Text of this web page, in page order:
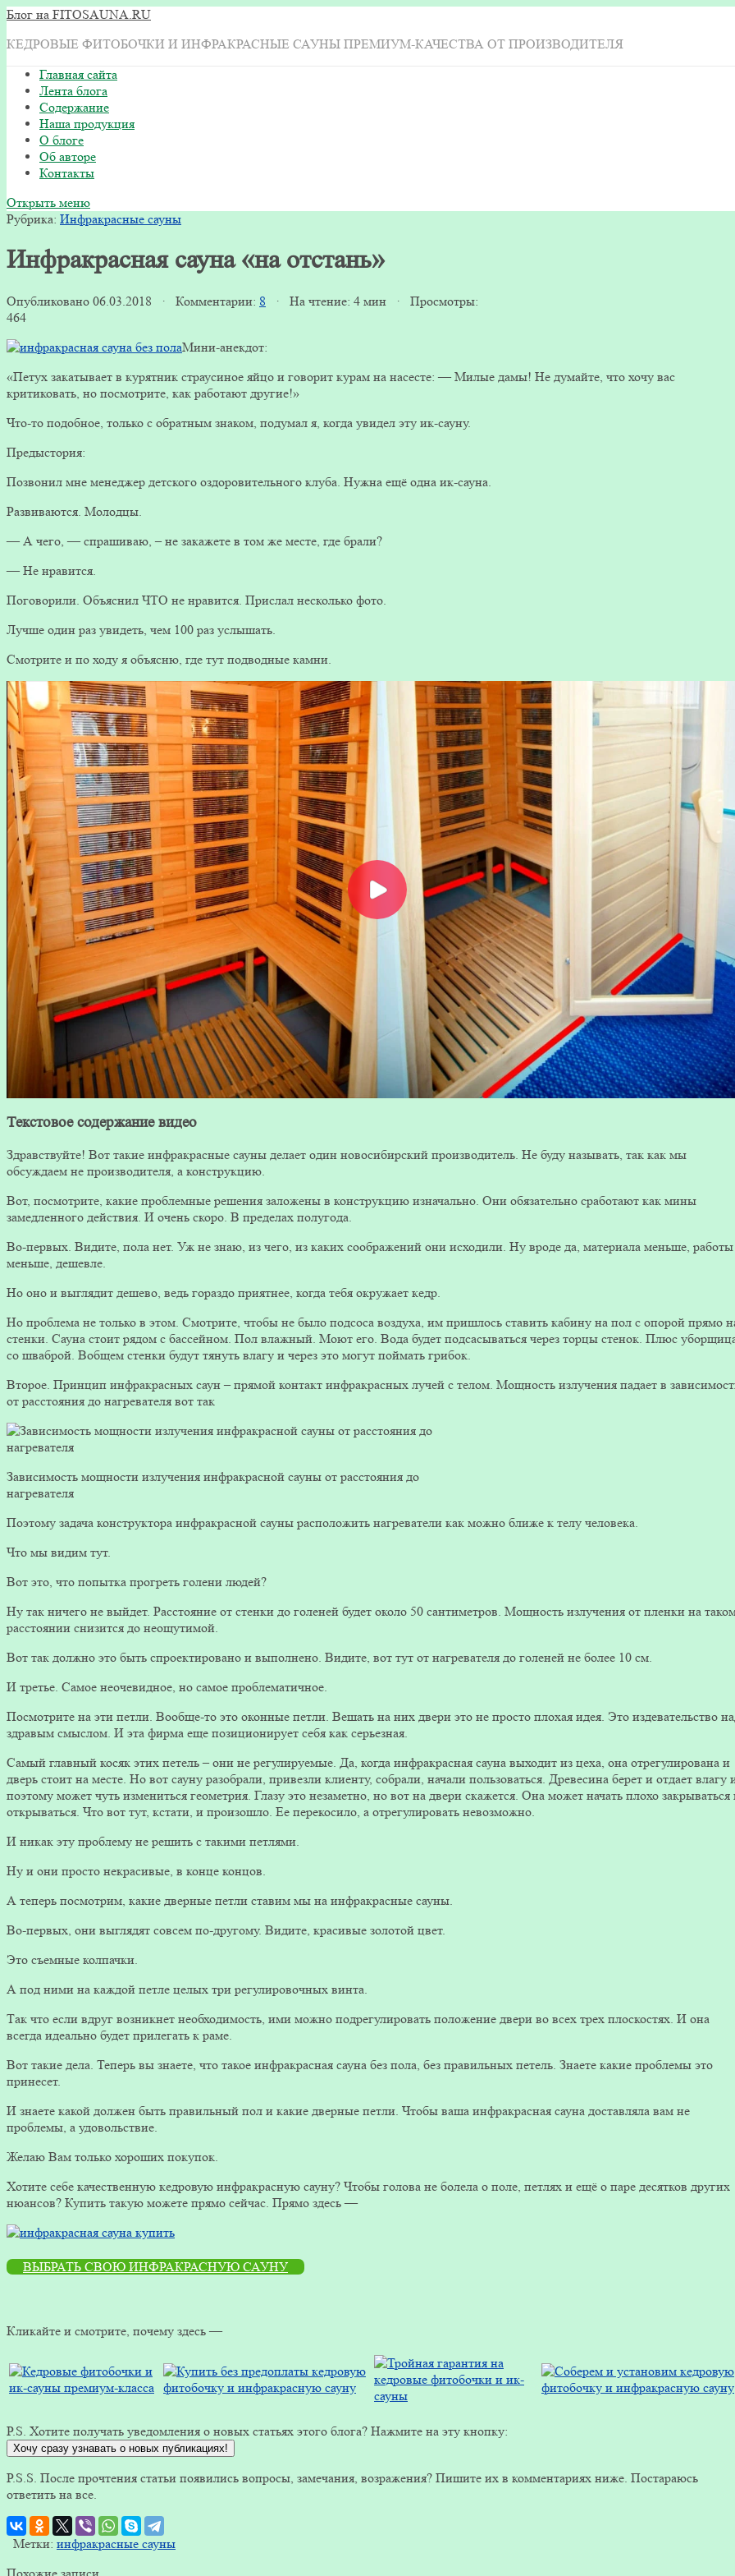
Блог на FITOSAUNA.RU
КЕДРОВЫЕ ФИТОБОЧКИ И ИНФРАКРАСНЫЕ САУНЫ ПРЕМИУМ-КАЧЕСТВА ОТ ПРОИЗВОДИТЕЛЯ
Главная сайта
Лента блога
Содержание
Наша продукция
О блоге
Об авторе
Контакты
Открыть меню
Рубрика: Инфракрасные сауны
Инфракрасная сауна «на отстань»
Опубликовано 06.03.2018 · Комментарии: 8 · На чтение: 4 мин · Просмотры:
464
Мини-анекдот:
«Петух закатывает в курятник страусиное яйцо и говорит курам на насесте: — Милые дамы! Не думайте, что хочу вас
критиковать, но посмотрите, как работают другие!»
Что-то подобное, только с обратным знаком, подумал я, когда увидел эту ик-сауну.
Предыстория:
Позвонил мне менеджер детского оздоровительного клуба. Нужна ещё одна ик-сауна.
Развиваются. Молодцы.
— А чего, — спрашиваю, – не закажете в том же месте, где брали?
— Не нравится.
Поговорили. Объяснил ЧТО не нравится. Прислал несколько фото.
Лучше один раз увидеть, чем 100 раз услышать.
Смотрите и по ходу я объясню, где тут подводные камни.
Текстовое содержание видео
Здравствуйте! Вот такие инфракрасные сауны делает один новосибирский производитель. Не буду называть, так как мы
обсуждаем не производителя, а конструкцию.
Вот, посмотрите, какие проблемные решения заложены в конструкцию изначально. Они обязательно сработают как мины
замедленного действия. И очень скоро. В пределах полугода.
Во-первых. Видите, пола нет. Уж не знаю, из чего, из каких соображений они исходили. Ну вроде да, материала меньше, работы
меньше, дешевле.
Но оно и выглядит дешево, ведь гораздо приятнее, когда тебя окружает кедр.
Но проблема не только в этом. Смотрите, чтобы не было подсоса воздуха, им пришлось ставить кабину на пол с опорой прямо
стенки. Сауна стоит рядом с бассейном. Пол влажный. Моют его. Вода будет подсасываться через торцы стенок. Плюс
со шваброй. Вобщем стенки будут тянуть влагу и через это могут поймать грибок.
Второе. Принцип инфракрасных саун – прямой контакт инфракрасных лучей с телом. Мощность излучения падает в
от расстояния до нагревателя вот так
Зависимость мощности излучения инфракрасной сауны от расстояния до
нагревателя
Поэтому задача конструктора инфракрасной сауны расположить нагреватели как можно ближе к телу человека.
Что мы видим тут.
Вот это, что попытка прогреть голени людей?
Ну так ничего не выйдет. Расстояние от стенки до голеней будет около 50 сантиметров. Мощность излучения от пленки на
расстоянии снизится до неощутимой.
Вот так должно это быть спроектировано и выполнено. Видите, вот тут от нагревателя до голеней не более 10 см.
И третье. Самое неочевидное, но самое проблематичное.
Посмотрите на эти петли. Вообще-то это оконные петли. Вешать на них двери это не просто плохая идея. Это издевательство
здравым смыслом. И эта фирма еще позиционирует себя как серьезная.
Самый главный косяк этих петель – они не регулируемые. Да, когда инфракрасная сауна выходит из цеха, она отрегулирована и
дверь стоит на месте. Но вот сауну разобрали, привезли клиенту, собрали, начали пользоваться. Древесина берет и отдает влагу
поэтому может чуть измениться геометрия. Глазу это незаметно, но вот на двери скажется. Она может начать плохо закрываться
открываться. Что вот тут, кстати, и произошло. Ее перекосило, а отрегулировать невозможно.
И никак эту проблему не решить с такими петлями.
Ну и они просто некрасивые, в конце концов.
А теперь посмотрим, какие дверные петли ставим мы на инфракрасные сауны.
Во-первых, они выглядят совсем по-другому. Видите, красивые золотой цвет.
Это съемные колпачки.
А под ними на каждой петле целых три регулировочных винта.
Так что если вдруг возникнет необходимость, ими можно подрегулировать положение двери во всех трех плоскостях. И она
всегда идеально будет прилегать к раме.
Вот такие дела. Теперь вы знаете, что такое инфракрасная сауна без пола, без правильных петель. Знаете какие проблемы это
принесет.
И знаете какой должен быть правильный пол и какие дверные петли. Чтобы ваша инфракрасная сауна доставляла вам не
проблемы, а удовольствие.
Желаю Вам только хороших покупок.
Хотите себе качественную кедровую инфракрасную сауну? Чтобы голова не болела о поле, петлях и ещё о паре десятков других
нюансов? Купить такую можете прямо сейчас. Прямо здесь —
ВЫБРАТЬ СВОЮ ИНФРАКРАСНУЮ САУНУ
Кликайте и смотрите, почему здесь —
P.S. Хотите получать уведомления о новых статьях этого блога? Нажмите на эту кнопку:
Хочу сразу узнавать о новых публикациях!
P.S.S. После прочтения статьи появились вопросы, замечания, возражения? Пишите их в комментариях ниже. Постараюсь
ответить на все.
Метки: инфракрасные сауны